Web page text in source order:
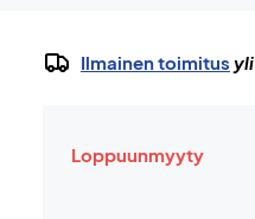
Ilmainen toimitus
Loppuunmyyty